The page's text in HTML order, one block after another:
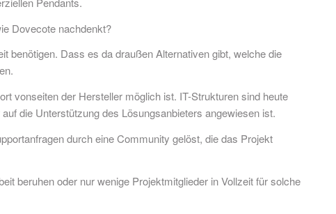
Dovecote nachdenkt?
benötigen. Dass es da draußen Alternativen gibt, welche die
vonseiten der Hersteller möglich ist. IT-Strukturen sind heute
die Unterstützung des Lösungsanbieters angewiesen ist.
durch eine Community gelöst, die das Projekt
beruhen oder nur wenige Projektmitglieder in Vollzeit für solche